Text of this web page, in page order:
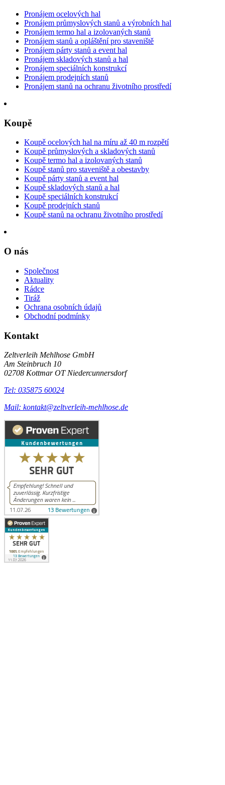
Pronájem ocelových hal
Pronájem průmyslových stanů a výrobních hal
Pronájem termo hal a izolovaných stanů
Pronájem stanů a opláštění pro staveniště
Pronájem párty stanů a event hal
Pronájem skladových stanů a hal
Pronájem speciálních konstrukcí
Pronájem prodejních stanů
Pronájem stanů na ochranu životního prostředí
Koupě
Koupě ocelových hal na míru až 40 m rozpětí
Koupě průmyslových a skladových stanů
Koupě termo hal a izolovaných stanů
Koupě stanů pro staveniště a obestavby
Koupě párty stanů a event hal
Koupě skladových stanů a hal
Koupě speciálních konstrukcí
Koupě prodejních stanů
Koupě stanů na ochranu životního prostředí
O nás
Společnost
Aktuality
Rádce
Tiráž
Ochrana osobních údajů
Obchodní podmínky
Kontakt
Zeltverleih Mehlhose GmbH
Am Steinbruch 10
02708 Kottmar OT Niedercunnersdorf
Tel: 035875 60024
Mail: kontakt@zeltverleih-mehlhose.de